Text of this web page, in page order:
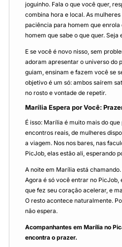
joguinho. Fala o que você quer,
combina hora e local. As
paciência para homem que
homem que sabe o que quer. Seja
E se você é novo nisso, sem
adoram apresentar o universo do
guiam, ensinam e fazem você se
objetivo é um só: ambos saírem
no rosto e vontade de repetir.
Marília Espera por Você:
É isso: Marília é muito mais do
encontros reais, de mulheres
a viagem. Nos nos bares, nas
PicJob, elas estão ali, esperando
A noite em Marília está
Agora é só você entrar no
que fez seu coração acelerar, e
O resto acontece naturalmente.
não espera.
Acompanhantes em Marília no
encontra o prazer.